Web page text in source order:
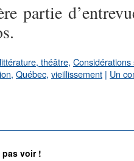
partie
théâtre,
, Québec, vieillissement | Un
pas voir !